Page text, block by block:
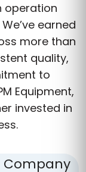
operation
earned
more than
quality,
to
Equipment,
invested in
Company